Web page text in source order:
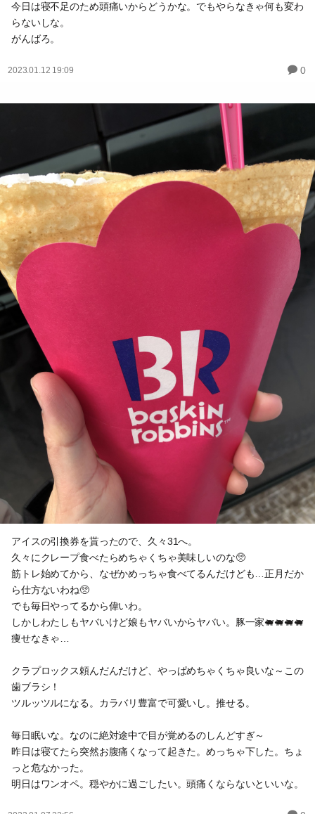
今日は寝不足のため頭痛いからどうかな。でもやらなきゃ何も変わ
らないしな。
がんばろ。
2023.01.12 19:09 0
アイスの引換券を貰ったので、久々31へ。
久々にクレープ食べたらめちゃくちゃ美味しいのな🥺
筋トレ始めてから、なぜかめっちゃ食べてるんだけども…正月だか
ら仕方ないわね🥺
でも毎日やってるから偉いわ。
しかしわたしもヤバいけど娘もヤバいからヤバい。豚一家🐖🐖🐖🐖
痩せなきゃ…
クラプロックス頼んだんだけど、やっぱめちゃくちゃ良いな～この
歯ブラシ！
ツルッツルになる。カラバリ豊富で可愛いし。推せる。
毎日眠いな。なのに絶対途中で目が覚めるのしんどすぎ～
昨日は寝てたら突然お腹痛くなって起きた。めっちゃ下した。ちょ
っと危なかった。
明日はワンオペ。穏やかに過ごしたい。頭痛くならないといいな。